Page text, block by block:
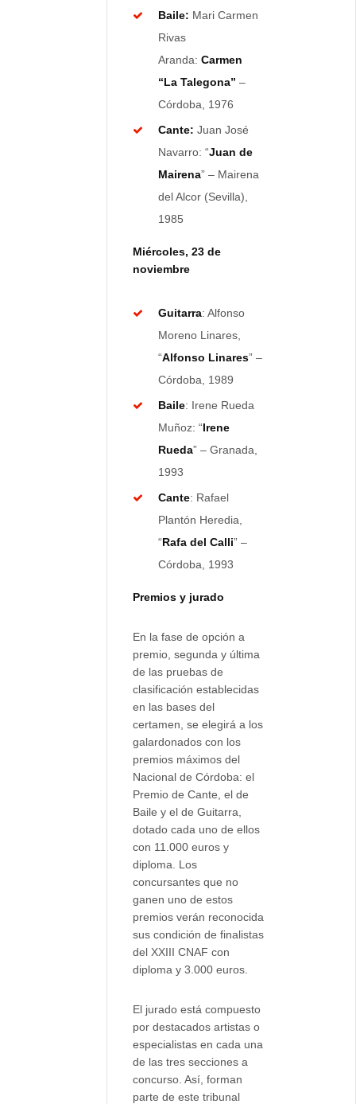
Baile: Mari Carmen
Rivas
Aranda:Carmen
“La Talegona” –
Córdoba, 1976
Cante: Juan José
Navarro: “Juan de
Mairena” – Mairena
del Alcor (Sevilla),
1985
Miércoles, 23 de
noviembre
Guitarra: Alfonso
Moreno Linares,
“Alfonso Linares” –
Córdoba, 1989
Baile: Irene Rueda
Muñoz: “Irene
Rueda” – Granada,
1993
Cante: Rafael
Plantón Heredia,
“Rafa del Calli” –
Córdoba, 1993
Premios y jurado
En la fase de opción a
premio, segunda y última
de las pruebas de
clasificación establecidas
en las bases del
certamen, se elegirá a los
galardonados con los
premios máximos del
Nacional de Córdoba: el
Premio de Cante, el de
Baile y el de Guitarra,
dotado cada uno de ellos
con 11.000 euros y
diploma. Los
concursantes que no
ganen uno de estos
premios verán reconocida
sus condición de finalistas
del XXIII CNAF con
diploma y 3.000 euros.
El jurado está compuesto
por destacados artistas o
especialistas en cada una
de las tres secciones a
concurso. Así, forman
parte de este tribunal